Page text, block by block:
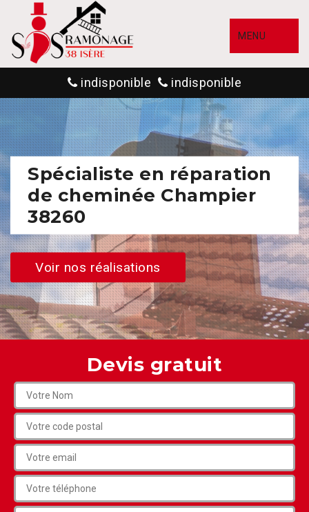
MENU
indisponible indisponible
Spécialiste en réparation
de cheminée Champier
38260
Voir nos réalisations
Devis gratuit